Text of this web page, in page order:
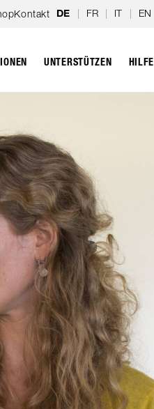
Kontakt DE | FR | IT | EN
UNTERSTÜTZEN